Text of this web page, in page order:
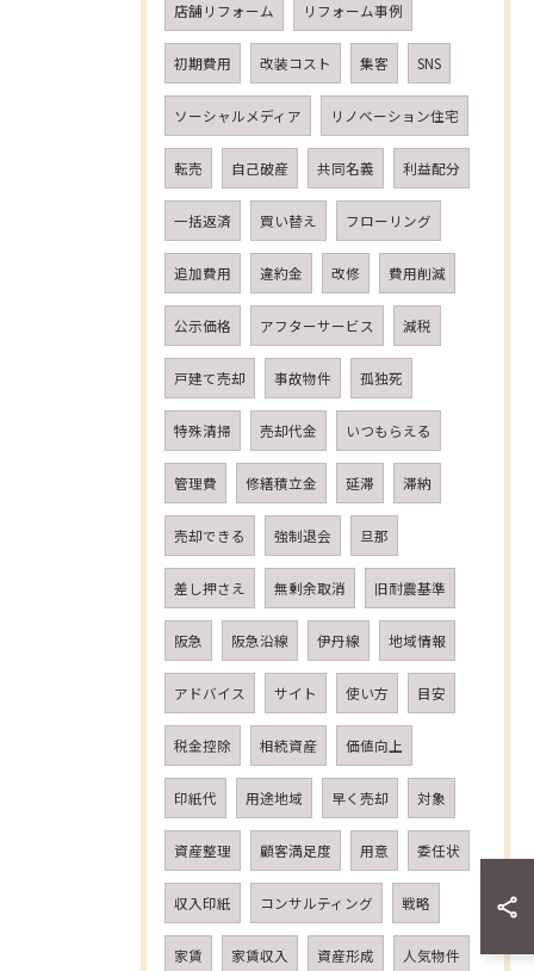
店舗リフォーム リフォーム事例
初期費用 改装コスト 集客 SNS
ソーシャルメディア リノベーション住宅
転売 自己破産 共同名義 利益配分
一括返済 買い替え フローリング
追加費用 違約金 改修 費用削減
公示価格 アフターサービス 減税
戸建て売却 事故物件 孤独死
特殊清掃 売却代金 いつもらえる
管理費 修繕積立金 延滞 滞納
売却できる 強制退会 旦那
差し押さえ 無剰余取消 旧耐震基準
阪急 阪急沿線 伊丹線 地域情報
アドバイス サイト 使い方 目安
税金控除 相続資産 価値向上
印紙代 用途地域 早く売却 対象
資産整理 顧客満足度 用意 委任状
収入印紙 コンサルティング 戦略
家賃 家賃収入 資産形成 人気物件